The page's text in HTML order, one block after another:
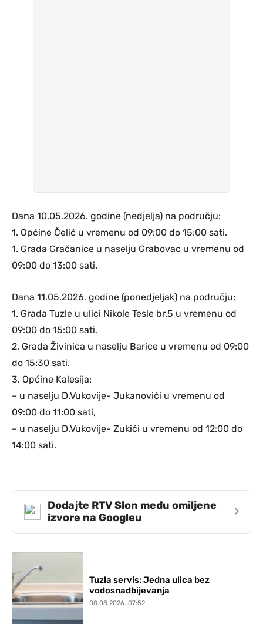
Dana 10.05.2026. godine (nedjelja) na području:
1. Općine Čelić u vremenu od 09:00 do 15:00 sati.
1. Grada Gračanice u naselju Grabovac u vremenu od
09:00 do 13:00 sati.
Dana 11.05.2026. godine (ponedjeljak) na području:
1. Grada Tuzle u ulici Nikole Tesle br.5 u vremenu od
09:00 do 15:00 sati.
2. Grada Živinica u naselju Barice u vremenu od 09:00
do 15:30 sati.
3. Općine Kalesija:
– u naselju D.Vukovije- Jukanovići u vremenu od
09:00 do 11:00 sati,
– u naselju D.Vukovije- Zukići u vremenu od 12:00 do
14:00 sati.
Dodajte RTV Slon među omiljene
izvore na Googleu
›
Tuzla servis: Jedna ulica bez
vodosnadbijevanja
08.08.2026. 07:52